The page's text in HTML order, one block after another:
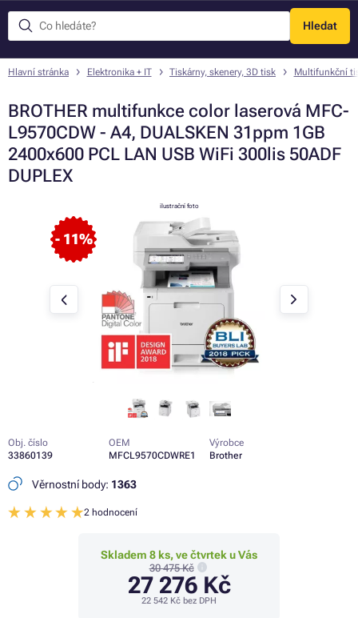
Hledat
Menu
Hlavní stránka Elektronika + IT Tiskárny, skenery, 3D tisk Multifunkční
BROTHER multifunkce color laserová MFC-
L9570CDW - A4, DUALSKEN 31ppm 1GB
2400x600 PCL LAN USB WiFi 300lis 50ADF
DUPLEX
- 11%
ilustrační foto
Obj. číslo
33860139
OEM
MFCL9570CDWRE1
Výrobce
Brother
Věrnostní body: 1363
2 hodnocení
Skladem 8 ks, ve čtvrtek u Vás
30 475 Kč
27 276 Kč
22 542 Kč bez DPH